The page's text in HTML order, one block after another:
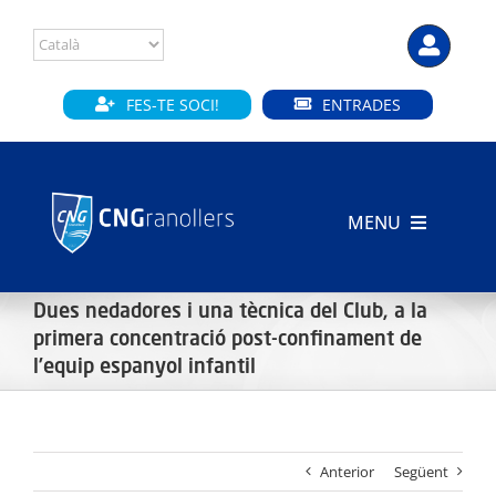
content
FES-TE SOCI! ENTRADES
MENU
CLUB
INSTAL·LACIONS
Dues nedadores i una tècnica del Club, a la
primera concentració post-confinament de
l’equip espanyol infantil
Anterior Següent